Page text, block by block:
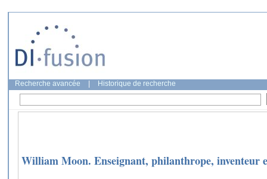
Recherche avancée Historique de recherche
William Moon. Enseignant, philanthrope, inventeur